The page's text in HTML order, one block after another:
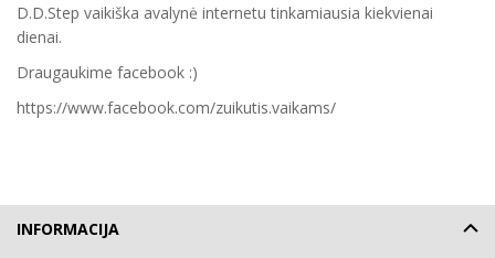
D.D.Step vaikiška avalynė internetu tinkamiausia kiekvienai
dienai.
Draugaukime facebook :)
https://www.facebook.com/zuikutis.vaikams/
INFORMACIJA